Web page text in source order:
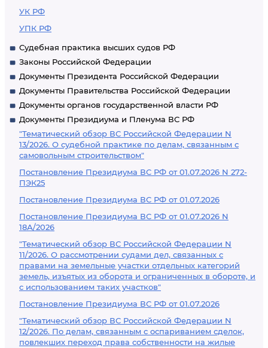
УК РФ
УПК РФ
Судебная практика высших судов РФ
Законы Российской Федерации
Документы Президента Российской Федерации
Документы Правительства Российской Федерации
Документы органов государственной власти РФ
Документы Президиума и Пленума ВС РФ
"Тематический обзор ВС Российской Федерации N
13/2026. О судебной практике по делам, связанным с
самовольным строительством"
Постановление Президиума ВС РФ от 01.07.2026 N 272-
ПЭК25
Постановление Президиума ВС РФ от 01.07.2026
Постановление Президиума ВС РФ от 01.07.2026 N
18А/2026
"Тематический обзор ВС Российской Федерации N
11/2026. О рассмотрении судами дел, связанных с
правами на земельные участки отдельных категорий
земель, изъятых из оборота и ограниченных в обороте, и
с использованием таких участков"
Постановление Президиума ВС РФ от 01.07.2026
"Тематический обзор ВС Российской Федерации N
12/2026. По делам, связанным с оспариванием сделок,
повлекших переход права собственности на жилые